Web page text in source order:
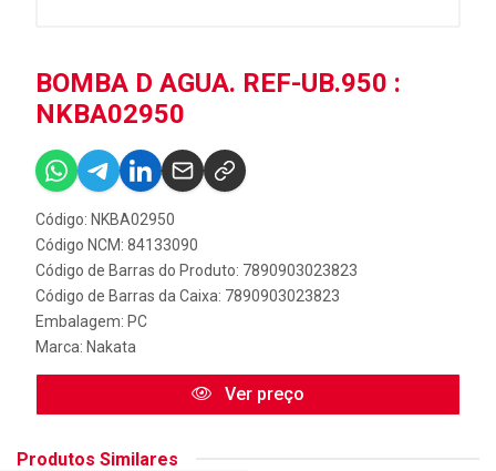
BOMBA D AGUA. REF-UB.950 :
NKBA02950
Código: NKBA02950
Código NCM: 84133090
Código de Barras do Produto: 7890903023823
Código de Barras da Caixa: 7890903023823
Embalagem: PC
Marca: Nakata
Ver preço
Produtos Similares